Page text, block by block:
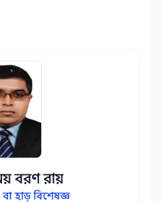
বরণ রায়
হাড় বিশেষজ্ঞ